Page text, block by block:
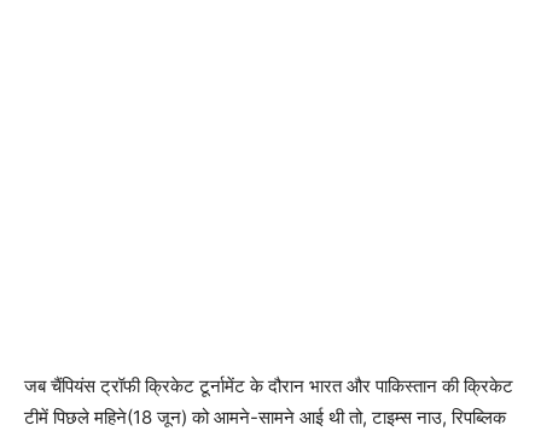
जब चैंपियंस ट्रॉफी क्रिकेट टूर्नामेंट के दौरान भारत और पाकिस्तान की क्रिकेट
टीमें पिछले महिने(18 जून) को आमने-सामने आई थी तो, टाइम्स नाउ, रिपब्लिक